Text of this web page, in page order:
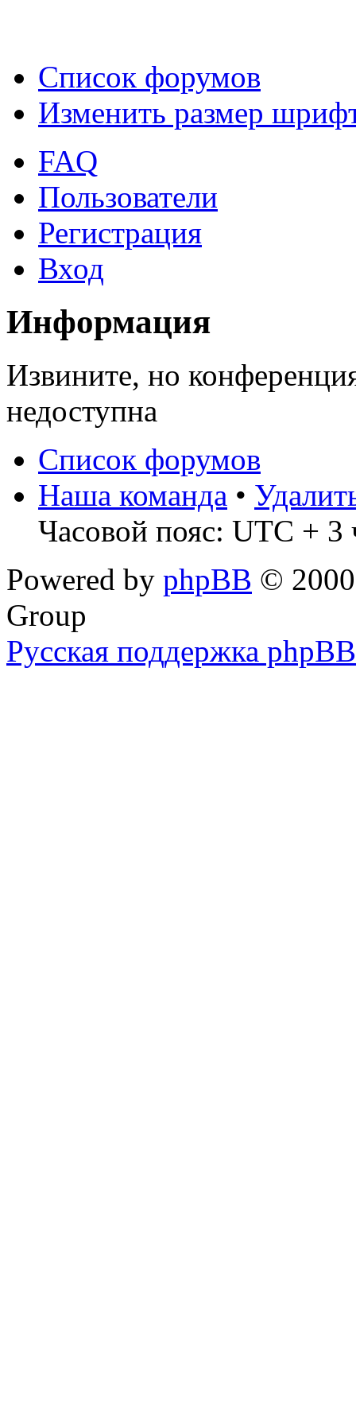
Список форумов
Изменить размер
FAQ
Пользователи
Регистрация
Вход
Информация
Извините, но
недоступна
Список форумов
Наша команда •
Часовой пояс: UTC + 3
Powered by phpBB ©
Group
Русская поддержка phpBB